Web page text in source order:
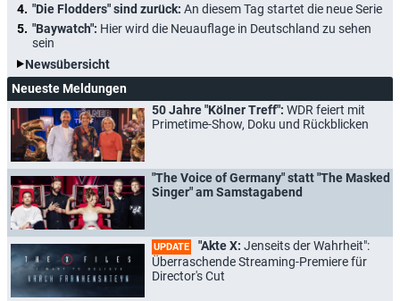
"Die Flodders" sind zurück: An diesem Tag startet die neue Serie
"Baywatch": Hier wird die Neuauflage in Deutschland zu sehen
sein
Newsübersicht
Neueste Meldungen
50 Jahre "Kölner Treff": WDR feiert mit
Primetime-Show, Doku und Rückblicken
"The Voice of Germany" statt "The Masked
Singer" am Samstagabend
UPDATE "Akte X: Jenseits der Wahrheit":
Überraschende Streaming-Premiere für
Director's Cut